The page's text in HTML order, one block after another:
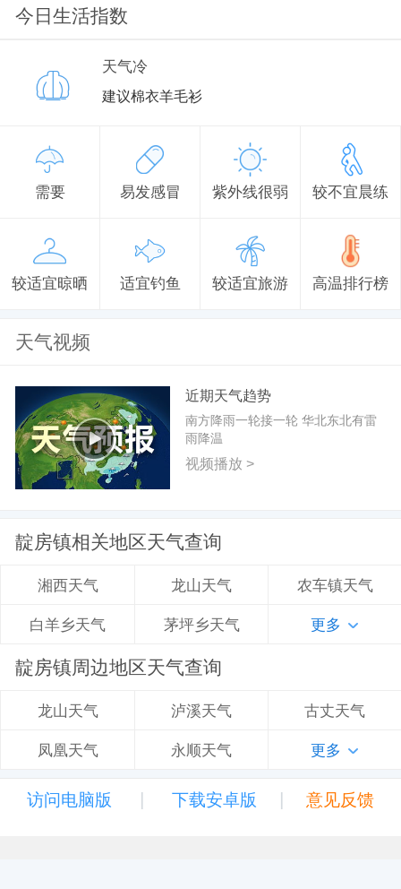
今日生活指数
天气冷
建议棉衣羊毛衫
需要 易发感冒 紫外线很弱 较不宜晨练
较适宜晾晒 适宜钓鱼 较适宜旅游 高温排行榜
天气视频
近期天气趋势
南方降雨一轮接一轮 华北东北有雷
雨降温
视频播放 >
靛房镇相关地区天气查询
湘西天气 龙山天气 农车镇天气
白羊乡天气 茅坪乡天气 更多
靛房镇周边地区天气查询
龙山天气 泸溪天气 古丈天气
凤凰天气 永顺天气 更多
访问电脑版 | 下载安卓版 | 意见反馈